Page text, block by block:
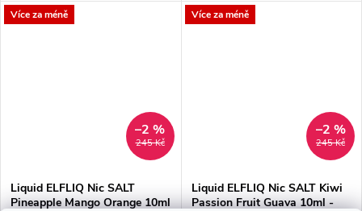
a svěží chuť, kterou si užijete v...
Více za méně
245 Kč
–2 %
Liquid ELFLIQ Nic SALT
Pineapple Mango Orange 10ml
Více za méně
245 Kč
–2 %
Liquid ELFLIQ Nic SALT Kiwi
Passion Fruit Guava 10ml -